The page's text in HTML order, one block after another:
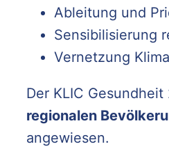
Ableitung und
Sensibilisierung
Vernetzung
Der KLIC
regionalen
angewiesen.